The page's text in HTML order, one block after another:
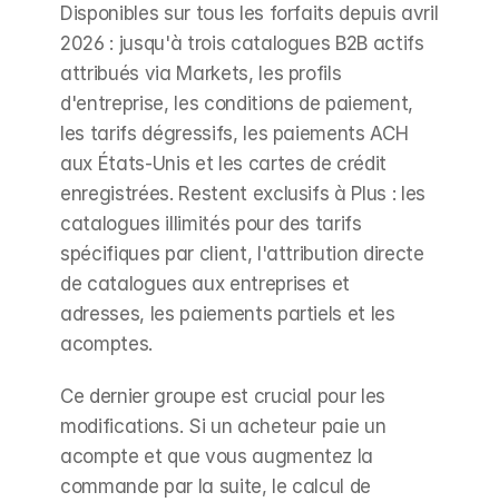
Disponibles sur tous les forfaits depuis avril
2026 : jusqu'à trois catalogues B2B actifs
attribués via Markets, les profils
d'entreprise, les conditions de paiement,
les tarifs dégressifs, les paiements ACH
aux États-Unis et les cartes de crédit
enregistrées. Restent exclusifs à Plus : les
catalogues illimités pour des tarifs
spécifiques par client, l'attribution directe
de catalogues aux entreprises et
adresses, les paiements partiels et les
acomptes.
Ce dernier groupe est crucial pour les
modifications. Si un acheteur paie un
acompte et que vous augmentez la
commande par la suite, le calcul de